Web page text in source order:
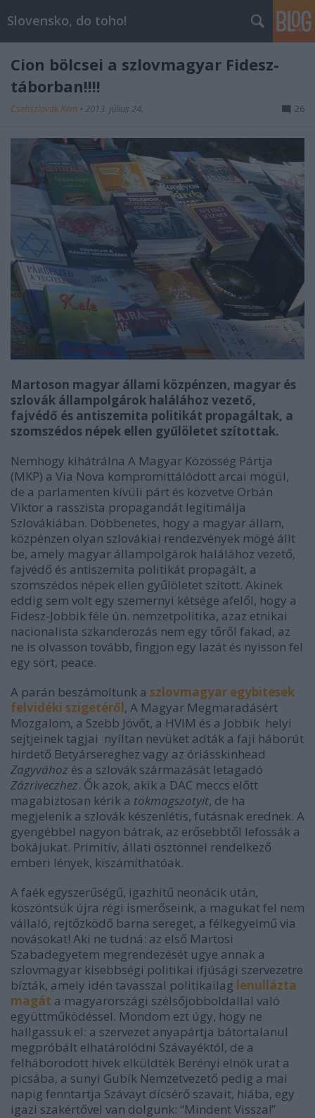
Slovensko, do toho!
Cion bölcsei a szlovmagyar Fidesz-
táborban!!!!
Csehszlovák Kém • 2013. július 24. 26
Martoson magyar állami közpénzen, magyar és
szlovák állampolgárok halálához vezető,
fajvédő és antiszemita politikát propagáltak, a
szomszédos népek ellen gyűlöletet szítottak.
Nemhogy kihátrálna A Magyar Közösség Pártja
(MKP) a Via Nova kompromittálódott arcai mögül,
de a parlamenten kívüli párt és közvetve Orbán
Viktor a rasszista propagandát legitimálja
Szlovákiában. Döbbenetes, hogy a magyar állam,
közpénzen olyan szlovákiai rendezvények mögé állt
be, amely magyar állampolgárok halálához vezető,
fajvédő és antiszemita politikát propagált, a
szomszédos népek ellen gyűlöletet szított. Akinek
eddig sem volt egy szemernyi kétsége afelől, hogy a
Fidesz-Jobbik féle ún. nemzetpolitika, azaz etnikai
nacionalista szkanderozás nem egy tőről fakad, az
ne is olvasson tovább, fingjon egy lazát és nyisson fel
egy sört, peace.
A parán beszámoltunk a szlovmagyar egybitesek
felvidéki szigetéről, A Magyar Megmaradásért
Mozgalom, a Szebb Jövőt, a HVIM és a Jobbik helyi
sejtjeinek tagjai nyíltan nevüket adták a faji háborút
hirdető Betyársereghez vagy az óriásskinhead
Zagyvához és a szlovák származását letagadó
Zázriveczhez. Ők azok, akik a DAC meccs előtt
magabiztosan kérik a tökmagszotyit, de ha
megjelenik a szlovák készenlétis, futásnak erednek. A
gyengébbel nagyon bátrak, az erősebbtől lefossák a
bokájukat. Primitív, állati ösztönnel rendelkező
emberi lények, kiszámíthatóak.
A faék egyszerűségű, igazhitű neonácik után,
köszöntsük újra régi ismerőseink, a magukat fel nem
vállaló, rejtőzködő barna sereget, a félkegyelmű via
novásokat! Aki ne tudná: az első Martosi
Szabadegyetem megrendezését ugye annak a
szlovmagyar kisebbségi politikai ifjúsági szervezetre
bízták, amely idén tavasszal politikailag lenullázta
magát a magyarországi szélsőjobboldallal való
együttműködéssel. Mondom ezt úgy, hogy ne
hallgassuk el: a szervezet anyapártja bátortalanul
megpróbált elhatárolódni Szávayéktól, de a
felháborodott hívek elküldték Berényi elnök urat a
picsába, a sunyi Gubík Nemzetvezető pedig a mai
napig fenntartja Szávayt dícsérő szavait, hiába, egy
igazi szakértővel van dolgunk: “Mindent Vissza!”